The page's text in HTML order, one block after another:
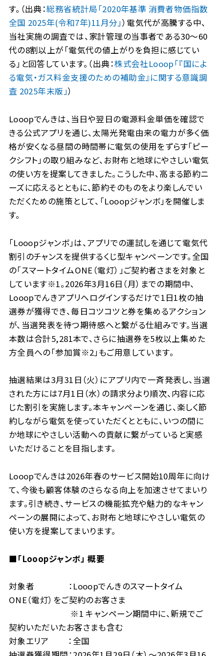
す。（出典：総務省統計局「2020年基準 消費者物価指数
全国 2025年(令和7年)11月分」）電気代が高騰する中、
当社実施の調査では、家計管理の当事者である30～60
代の8割以上が「電気代の値上がりを負担に感じてい
る」と回答しています。（出典：株式会社Looop「『国によ
る電気・ガス料金支援のための補助金』に関する意識調
査 2025年末版」）
Looopでんきは、当日や翌日の電源料金単価を確認で
きる公式アプリを通じ、太陽光発電由来の電力が多く価
格が安くなる昼間の時間帯に電気の使用をずらす「ピー
クシフト」の取り組みなど、お財布と地球にやさしい電気
の使い方を提案してきました。こうした中、高まる節約ニ
ーズに応えるとともに、節約そのものをより楽しんでい
ただくための施策として、「Looopジャンボ」を開催しま
す。
「Looopジャンボ」は、アプリでの運試しを通じて電気代
割引のチャンスを提供するくじ型キャンペーンです。全国
の「スマートタイムONE（電灯）」ご契約者さまを対象と
しています※1。2026年3月16日（月）までの期間中、
Looopでんきアプリへログインするだけで1日1枚の抽
選券が獲得でき、毎日コツコツと券を集めるアクション
が、当選発表を待つ期待感へと繋がる仕組みです。当選
本数は合計5,281本で、さらに抽選券を5枚以上集めた
方全員への「参加賞※2」もご用意しています。
抽選結果は3月31日（火）にアプリ内で一斉発表し、当選
された方には7月1日（水）の請求分より順次、内容に応
じた割引を実施します。本キャンペーンを通じ、楽しく節
約しながら電気を使っていただくとともに、いつの間に
か地球にやさしい活動への貢献に繋がっていると実感
いただけることを目指します。
Looopでんきは2026年春のサービス開始10周年に向け
て、今後も顧客体験のさらなる向上を加速させてまいり
ます。引き続き、サービスの機能拡充や魅力的なキャン
ペーンの展開によって、お財布と地球にやさしい電気の
使い方を提案してまいります。
■「Looopジャンボ」 概要
対象者 ：Looopでんきのスマートタイム
ONE（電灯）をご契約のお客さま
※1 キャンペーン期間中に、新規でご
契約いただいたお客さまも含む
対象エリア ：全国